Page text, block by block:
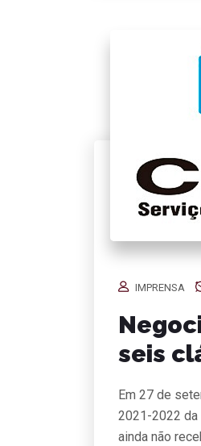
IMPRENSA
seis
Em 27 de
2021-2022 da
ainda não